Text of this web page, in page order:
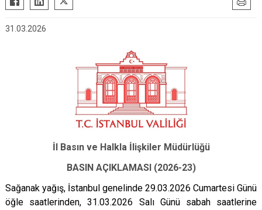
31.03.2026
İl Basın ve Halkla İlişkiler Müdürlüğü
BASIN AÇIKLAMASI (2026-23)
Sağanak yağış, İstanbul genelinde 29.03.2026 Cumartesi Günü
öğle saatlerinden, 31.03.2026 Salı Günü sabah saatlerine